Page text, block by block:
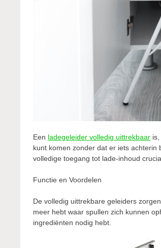
Een ladegeleider volledig uittrekbaar
kunt komen zonder dat er iets
volledige toegang tot lade-inhoud
Functie en Voordelen
De volledig uittrekbare geleiders
meer hebt waar spullen zich kunnen
ingrediënten nodig hebt.